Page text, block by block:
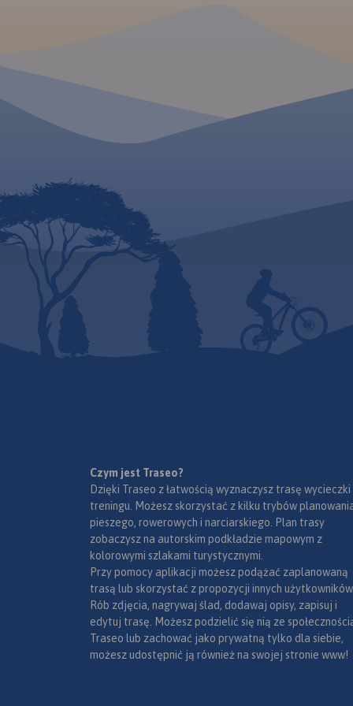
Czym jest Traseo?
Dzięki Traseo z łatwością wyznaczysz trasę wycieczki
treningu. Możesz skorzystać z kilku trybów
pieszego, rowerowych i narciarskiego. Plan trasy
zobaczysz na autorskim podkładzie mapowym z
kolorowymi szlakami turystycznymi.
Przy pomocy aplikacji możesz podążać zaplanowaną
trasą lub skorzystać z propozycji innych użytkowników.
Rób zdjęcia, nagrywaj ślad, dodawaj opisy, zapisuj i
edytuj trasę. Możesz podzielić się nią ze
Traseo lub zachować jako prywatną tylko dla siebie,
możesz udostępnić ją również na swojej stronie www!